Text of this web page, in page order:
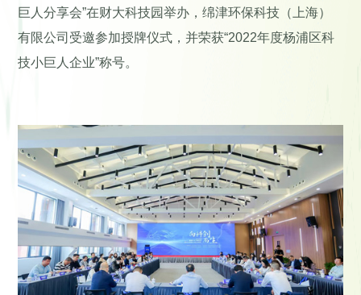
巨人分享会”在财大科技园举办，绵津环保科技（上海）
有限公司受邀参加授牌仪式，并荣获“2022年度杨浦区科
技小巨人企业”称号。